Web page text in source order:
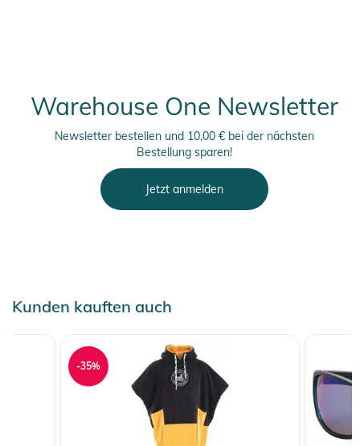
Warehouse One Newsletter
Newsletter bestellen und 10,00 € bei der nächsten
Bestellung sparen!
Jetzt anmelden
Kunden kauften auch
-35%